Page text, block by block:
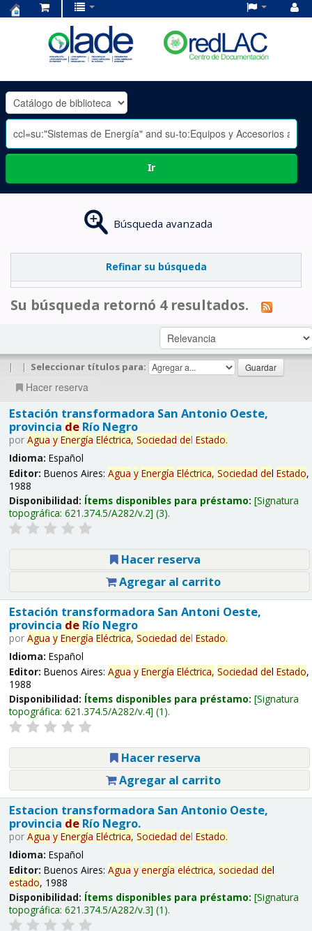
OLADE
-
Ir
Búsqueda avanzada
Refinar su búsqueda
Su búsqueda retornó 4 resultados.
| | Seleccionar títulos para:
Hacer reserva
Estación transformadora San Antonio Oeste,
provincia deRío Negro
por Agua y Energía Eléctrica, Sociedad del Estado.
Idioma: Español
Editor: Buenos Aires: Agua y Energía Eléctrica, Sociedad del Estado,
1988
Disponibilidad: Ítems disponibles para préstamo: Signatura
topográfica: 621.374.5/A282/v.2 (3).
Hacer reserva
Agregar al carrito
Estación transformadora San Antoni Oeste,
provincia deRío Negro
por Agua y Energía Eléctrica, Sociedad del Estado.
Idioma: Español
Editor: Buenos Aires: Agua y Energía Eléctrica, Sociedad del Estado,
1988
Disponibilidad: Ítems disponibles para préstamo: Signatura
topográfica: 621.374.5/A282/v.4 (1).
Hacer reserva
Agregar al carrito
Estacion transformadora San Antonio Oeste,
provincia deRío Negro.
por Agua y Energía Eléctrica, Sociedad del Estado.
Idioma: Español
Editor: Buenos Aires: Agua y energía eléctrica, sociedad del
estado, 1988
Disponibilidad: Ítems disponibles para préstamo: Signatura
topográfica: 621.374.5/A282/v.3 (1).